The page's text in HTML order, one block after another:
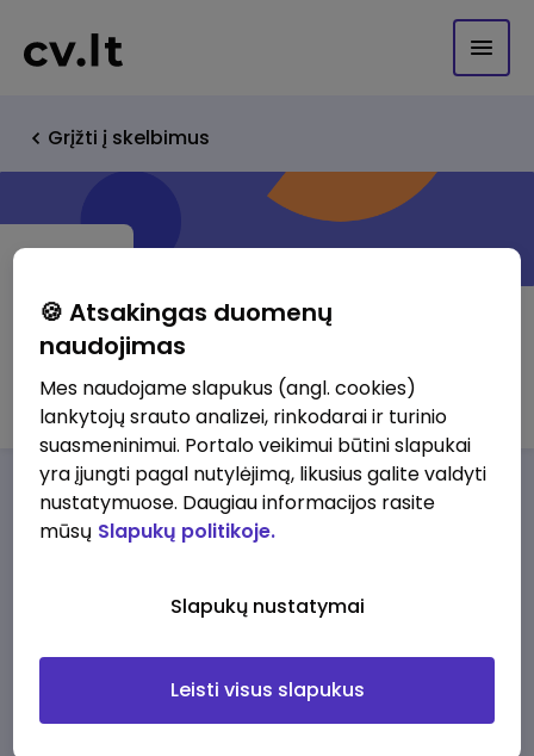
Grįžti į skelbimus
Adolaura, UAB
Darbo pasiūlymaiApie musPrivalumai
darbo pasiūlymų
🍪 Atsakingas duomenų
naudojimas
Mes naudojame slapukus (angl. cookies)
lankytojų srauto analizei, rinkodarai ir turinio
suasmeninimui. Portalo veikimui būtini slapukai
yra įjungti pagal nutylėjimą, likusius galite valdyti
nustatymuose. Daugiau informacijos rasite
mūsų Slapukų politikoje.
Slapukų nustatymai
Leisti visus slapukus